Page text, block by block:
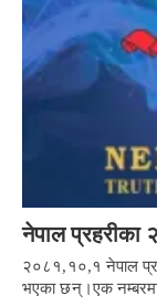
नेपाल प्रहरीका
२०८१,१०,१ नेपाल
भएका छन्।एक